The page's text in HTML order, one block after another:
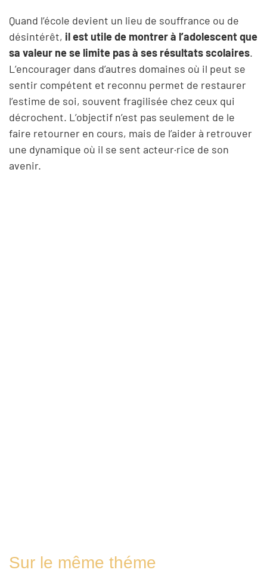
Quand l’école devient un lieu de souffrance ou de
désintérêt, il est utile de montrer à l’adolescent que
sa valeur ne se limite pas à ses résultats scolaires.
L’encourager dans d’autres domaines où il peut se
sentir compétent et reconnu permet de restaurer
l’estime de soi, souvent fragilisée chez ceux qui
décrochent. L’objectif n’est pas seulement de le
faire retourner en cours, mais de l’aider à retrouver
une dynamique où il se sent acteur·rice de son
avenir.
Sur le même théme